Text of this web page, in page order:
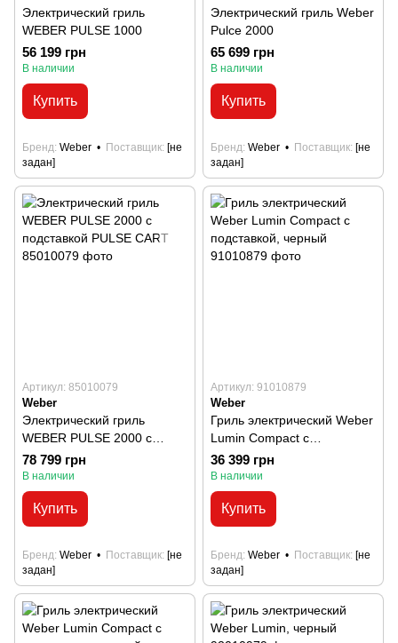
Электрический гриль
WEBER PULSE 1000
56 199 грн
В наличии
Купить
Бренд Weber Поставщик [не
задан]
Электрический гриль Weber
Pulce 2000
65 699 грн
В наличии
Купить
Бренд Weber Поставщик [не
задан]
Артикул: 85010079
Weber
Электрический гриль
WEBER PULSE 2000 с
подставкой PULSE CART
78 799 грн
В наличии
Купить
Бренд Weber Поставщик [не
задан]
Артикул: 91010879
Weber
Гриль электрический Weber
Lumin Compact с
подставкой, черный
36 399 грн
В наличии
Купить
Бренд Weber Поставщик [не
задан]